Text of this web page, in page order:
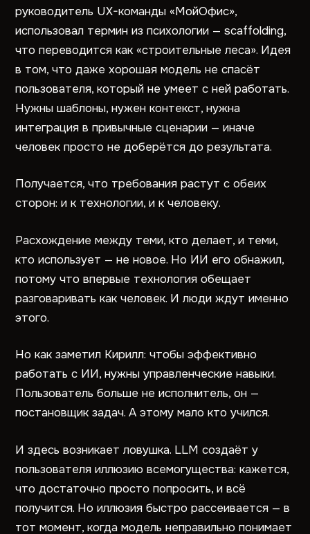
руководитель UX-команды «МойОфис»,
использовал термин из психологии — scaffolding,
что переводится как «строительные леса». Идея
в том, что даже хорошая модель не спасёт
пользователя, который не умеет с ней работать.
Нужны шаблоны, нужен контекст, нужна
интеграция в привычные сценарии — иначе
человек просто не доберётся до результата.
Получается, что требования растут с обеих
сторон: и к технологии, и к человеку.
Расхождение между теми, кто делает, и теми,
кто использует — не новое. Но ИИ его обнажил,
потому что впервые технология обещает
разговаривать как человек. И люди ждут именно
этого.
Но как заметил Кирилл: чтобы эффективно
работать с ИИ, нужны управленческие навыки.
Пользователь больше не исполнитель, он —
постановщик задач. А этому мало кто учился.
И здесь возникает ловушка. LLM создаёт у
пользователя иллюзию всемогущества: кажется,
что достаточно просто попросить, и всё
получится. Но иллюзия быстро рассеивается — в
тот момент, когда модель неправильно понимает